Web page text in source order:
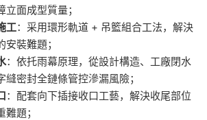
面成型質量；
工：采用環形軌道 + 吊籃組合工法，解決
裝難題；
：依托雨幕原理，從設計構造、工廠閉水
縫密封全鏈條管控滲漏風險；
：配套向下插接收口工藝，解決收尾部位
題；